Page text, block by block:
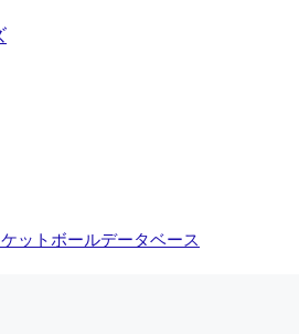
ットボールデータベース